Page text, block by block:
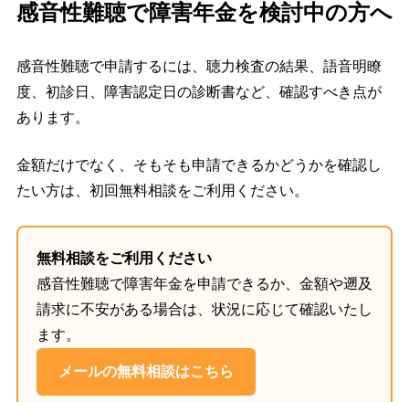
感音性難聴で障害年金を検討中の方へ
感音性難聴で申請するには、聴力検査の結果、語音明瞭
度、初診日、障害認定日の診断書など、確認すべき点が
あります。
金額だけでなく、そもそも申請できるかどうかを確認し
たい方は、初回無料相談をご利用ください。
無料相談をご利用ください
感音性難聴で障害年金を申請できるか、金額や遡及
請求に不安がある場合は、状況に応じて確認いたし
ます。
メールの無料相談はこちら